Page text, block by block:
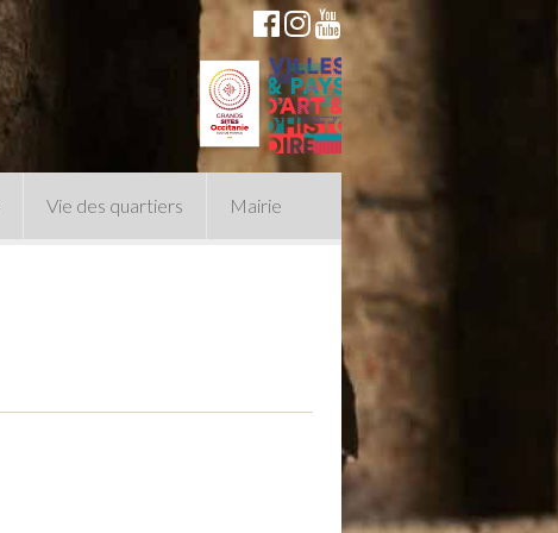
Vie des quartiers Mairie